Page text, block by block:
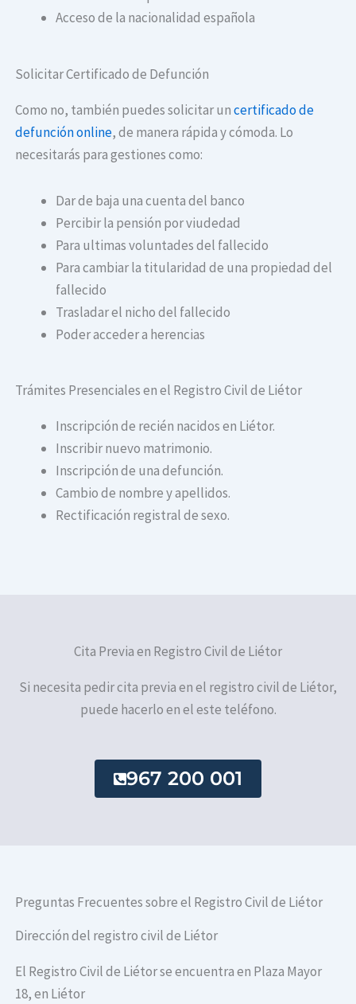
Acceso de la nacionalidad española
Solicitar Certificado de Defunción
Como no, también puedes solicitar uncertificado de
defunción online, de manera rápida y cómoda. Lo
necesitarás para gestiones como:
Dar de baja una cuenta del banco
Percibir la pensión por viudedad
Para ultimas voluntades del fallecido
Para cambiar la titularidad de una propiedad del
fallecido
Trasladar el nicho del fallecido
Poder acceder a herencias
Trámites Presenciales en el Registro Civil de Liétor
Inscripción de recién nacidos en Liétor.
Inscribir nuevo matrimonio.
Inscripción de una defunción.
Cambio de nombre y apellidos.
Rectificación registral de sexo.
Cita Previa en Registro Civil de Liétor
Si necesita pedir cita previa en el registro civil de Liétor,
puede hacerlo en el este teléfono.
967 200 001
Preguntas Frecuentes sobre el Registro Civil de Liétor
Dirección del registro civil de Liétor
El Registro Civil de Liétor se encuentra en Plaza Mayor
18, en Liétor